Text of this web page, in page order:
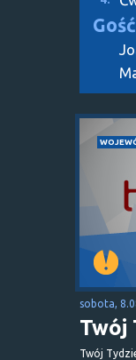
sobota,
Twój
Twój